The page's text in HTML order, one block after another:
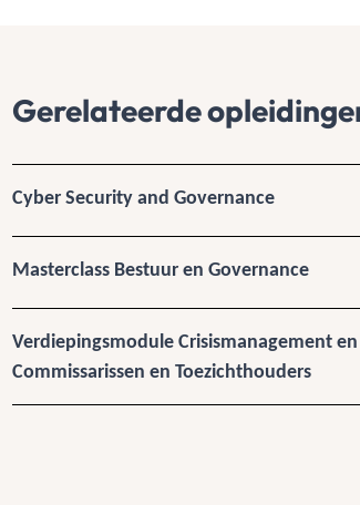
Gerelateerde
Cyber Security and Governance
Masterclass Bestuur en Governance
Verdiepingsmodule Crisismanagement
Commissarissen en Toezichthouders